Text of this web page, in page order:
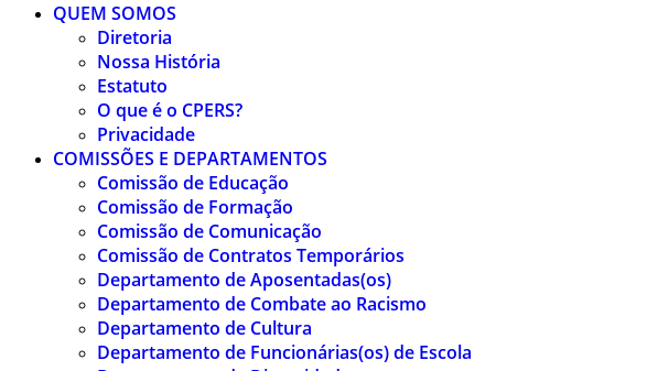
QUEM SOMOS
Diretoria
Nossa História
Estatuto
O que é o CPERS?
Privacidade
COMISSÕES E DEPARTAMENTOS
Comissão de Educação
Comissão de Formação
Comissão de Comunicação
Comissão de Contratos Temporários
Departamento de Aposentadas(os)
Departamento de Combate ao Racismo
Departamento de Cultura
Departamento de Funcionárias(os) de Escola